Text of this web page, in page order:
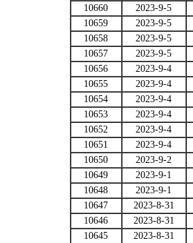
10660
2023-9-5
10659
2023-9-5
10658
2023-9-5
10657
2023-9-5
10656
2023-9-4
10655
2023-9-4
10654
2023-9-4
10653
2023-9-4
10652
2023-9-4
10651
2023-9-4
10650
2023-9-2
10649
2023-9-1
10648
2023-9-1
10647
2023-8-31
10646
2023-8-31
10645
2023-8-31